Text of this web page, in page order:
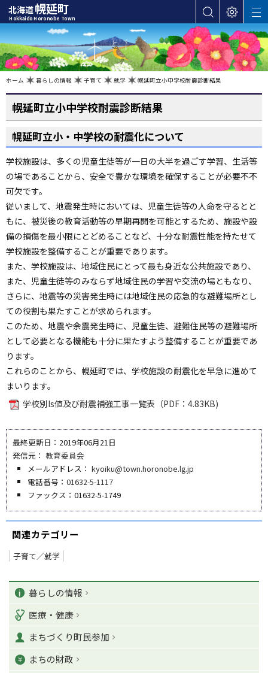
本
文
へ
カ
テ
ゴ
リ
・
ニ
ュ
ー
へ
ナ
ビ
ゲ
ー
シ
ョ
ン
・
メ
ニ
ュ
ー
へ
北海道幌延町
Hokkaido Horonobe Town
表
設
定
サ
イ
ト
内
検
索
M
E
N
U
在
置
ホーム 暮らしの情報 子育て 就学 幌延町立小中学校耐震診断結果
幌延町立小中学校耐震診断結果
幌延町立小・中学校の耐震化について
学校施設は、多くの児童生徒等が一日の大半を過ごす学習、生活等
の場であることから、安全で豊かな環境を確保することが必要不不
可欠です。
従いまして、地震発生時においては、児童生徒等の人命を守るとと
もに、被災後の教育活動等の早期再開を可能とするため、施設や設
備の損傷を最小限にとどめることなど、十分な耐震性能を持たせて
学校施設を整備することが重要であります。
また、学校施設は、地域住民にとって最も身近な公共施設であり、
また、児童生徒等のみならず地域住民の学習や交流の場ともなり、
さらに、地震等の災害発生時には地域住民の応急的な避難場所とし
ての役割も果たすことが求められます。
このため、地震や余震発生時に、児童生徒、避難住民等の避難場所
として必要となる機能も十分に果たすよう整備することが重要であ
ります。
これらのことから、幌延町では、学校施設の耐震化を早急に進めて
まいります。
学校別Is値及び耐震補強工事一覧表（PDF：4.83KB)
最終更新日：2019年06月21日
発信元： 教育委員会
メールアドレス：kyoiku@town.horonobe.lg.jp
電話番号：01632-5-1117
ファックス：01632-5-1749
関連カテゴリー
子育て／就学
カ
テ
ゴ
リ
ー
暮らしの情報
医療・健康
まちづくり町民参加
まちの財政